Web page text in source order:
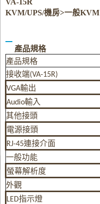
VA-15R
KVM/UPS/機房>一般KVM
產品規格
產品規格
接收端(VA-15R)
VGA輸出
Audio輸入
其他接頭
電源接頭
RJ-45連接介面
一般功能
螢幕解析度
外觀
LED指示燈